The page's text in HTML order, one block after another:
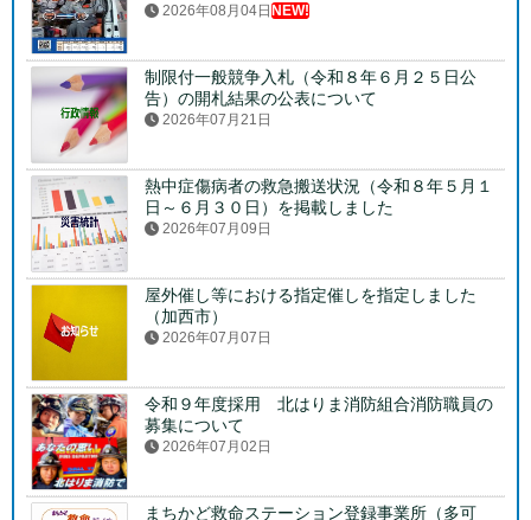
2026年08月04日NEW!
制限付一般競争入札（令和８年６月２５日公
告）の開札結果の公表について
2026年07月21日
熱中症傷病者の救急搬送状況（令和８年５月１
日～６月３０日）を掲載しました
2026年07月09日
屋外催し等における指定催しを指定しました
（加西市）
2026年07月07日
令和９年度採用 北はりま消防組合消防職員の
募集について
2026年07月02日
まちかど救命ステーション登録事業所（多可